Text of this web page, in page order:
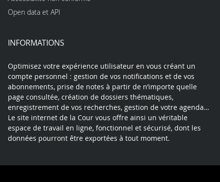
Open data et API
INFORMATIONS
Optimisez votre expérience utilisateur en vous créant un
compte personnel : gestion de vos notifications et de vos
abonnements, prise de notes à partir de n’importe quelle
page consultée, création de dossiers thématiques,
enregistrement de vos recherches, gestion de votre agenda…
Le site internet de la Cour vous offre ainsi un véritable
espace de travail en ligne, fonctionnel et sécurisé, dont les
données pourront être exportées à tout moment.